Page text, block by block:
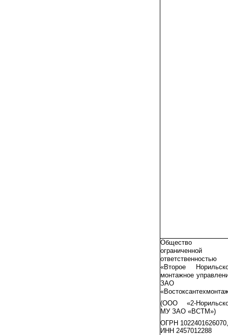
Общество
ограниченной
ответственностью
«Второе
монтажное
ЗАО
(ООО «2-
МУ ЗАО «ВСТМ»)
ОГРН 1022401626070,
ИНН 2457012288